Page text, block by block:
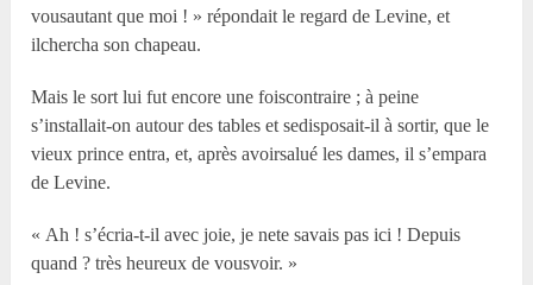
vousautant que moi ! » répondait le regard de Levine, et
ilchercha son chapeau.
Mais le sort lui fut encore une foiscontraire ; à peine
s’installait-on autour des tables et sedisposait-il à sortir, que le
vieux prince entra, et, après avoirsalué les dames, il s’empara
de Levine.
« Ah ! s’écria-t-il avec joie, je nete savais pas ici ! Depuis
quand ? très heureux de vousvoir. »